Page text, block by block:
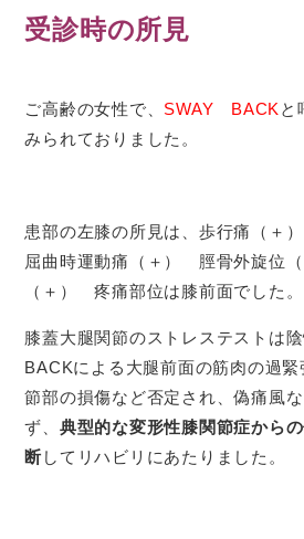
受診時の所見
ご高齢の女性で、 SWAY BACK と
みられておりました。
患部の左膝の所見は、歩行痛（
屈曲時運動痛（＋） 脛骨外旋位
（＋） 疼痛部位は膝前面でした。
膝蓋大腿関節のストレステストは
BACKによる大腿前面の筋肉の過
節部の損傷など否定され、偽痛風
ず、 典型的な変形性膝関節症から
断してリハビリにあたりました。